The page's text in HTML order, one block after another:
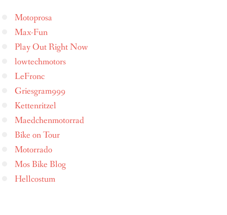
Motoprosa
Max-Fun
Play Out Right Now
lowtechmotors
LeFronc
Griesgram999
Kettenritzel
Maedchenmotorrad
Bike on Tour
Motorrado
Mos Bike Blog
Hellcostum